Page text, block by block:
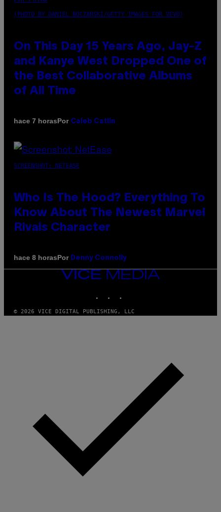
(PHOTO BY DANIEL BOCZARSKI/GETTY IMAGES FOR VEVO)
On This Day 15 Years Ago, Jay-Z
and Kanye West Dropped One of
the Best Collaborative Albums
of All Time
hace 7 horasPor Caleb Catlin
SCREENSHOT: NETEASE
Who Is The Hood? Everything To
Know About The Newest Marvel
Rivals Character
hace 8 horasPor Denny Connolly
VICE
MEDIA
© 2026 VICE DIGITAL PUBLISHING, LLC